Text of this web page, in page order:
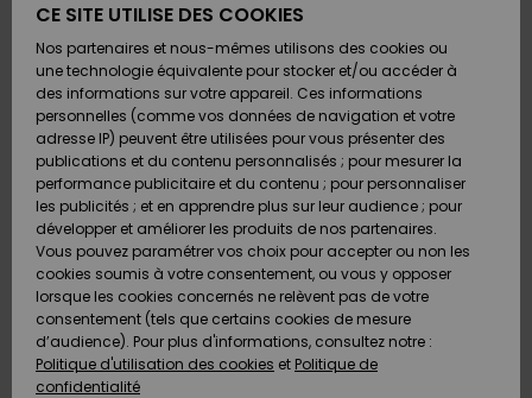
Chaussures
& Tongs
Surf
Snow
Nouveautés
Chaussures
& Tongs
Surf
Snow
Nouveautés
FEMME
A
Découvrir
Snow
SURF
Surf
Shop
Enfant
Highlights
Communauté
SNOW
Snow
Shop
Enfant
Snow
Shop
Femme
A
Découvrir
Communauté
OUTLET
Enfant
Outlet
Femme
AIDE &
CONTACT
Retours
Paiement
Carte
Cadeau
Quiksilver
Freedom
Protection
des
MAGASINS
CE SITE UTILISE DES COOKIES
Nos partenaires et nous-mêmes utilisons des cookies ou
une technologie équivalente pour stocker et/ou accéder à
des informations sur votre appareil. Ces informations
personnelles (comme vos données de navigation et votre
adresse IP) peuvent être utilisées pour vous présenter des
publications et du contenu personnalisés ; pour mesurer la
performance publicitaire et du contenu ; pour personnaliser
les publicités ; et en apprendre plus sur leur audience ; pour
développer et améliorer les produits de nos partenaires.
Vous pouvez paramétrer vos choix pour accepter ou non les
cookies soumis à votre consentement, ou vous y opposer
lorsque les cookies concernés ne relèvent pas de votre
consentement (tels que certains cookies de mesure
d’audience). Pour plus d'informations, consultez notre :
Politique d'utilisation des cookies et Politique de
confidentialité